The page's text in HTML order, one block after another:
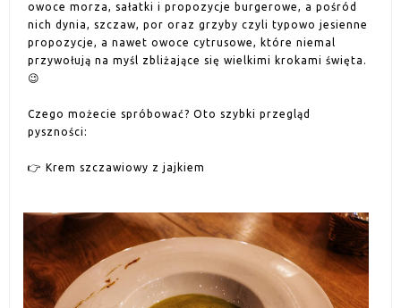
owoce morza, sałatki i propozycje burgerowe, a pośród
nich dynia, szczaw, por oraz grzyby czyli typowo jesienne
propozycje, a nawet owoce cytrusowe, które niemal
przywołują na myśl zbliżające się wielkimi krokami święta.
😉
Czego możecie spróbować? Oto szybki przegląd
pyszności:
👉 Krem szczawiowy z jajkiem